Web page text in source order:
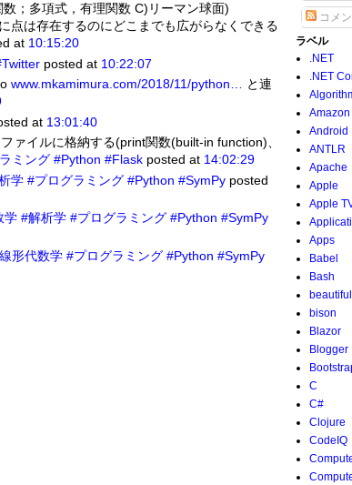
；多項式，有理関数 C)リーマン球面)
点は存在するのにどこまでも広がらなくできる
at 10:15:20
posted at 10:22:07
www.mkamimura.com/2018/11/python…
と連
at 13:01:40
ァイルに格納する(print関数(built-in function)、
ミング #Python #Flaskposted at 14:02:29
学 #プログラミング #Python #SymPyposted
学 #解析学 #プログラミング #Python #SymPy
形代数学 #プログラミング #Python #SymPy
コメン
ラベル
.NET
.NET
Amazon
Android
ANTLR
Apache
Apple
Apple
Apps
Babel
Bash
bison
Blazor
Blogger
C
C#
Clojure
CodeIQ